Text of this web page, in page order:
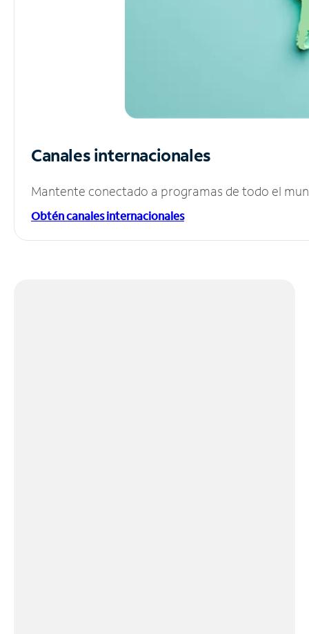
Canales internacionales
Mantente conectado a programas de todo el
Obtén canales internacionales